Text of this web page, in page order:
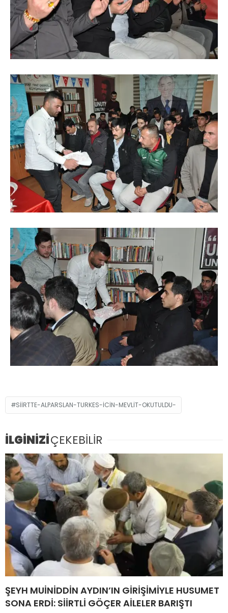
SIIRTTE-ALPARSLAN-TURKES-ICIN-MEVLIT-OKUTULDU-
İLGİNİZİÇEKEBİLİR
ŞEYH MUİNİDDİN AYDIN’IN GİRİŞİMİYLE HUSUMET
SONA ERDİ: SİİRTLİ GÖÇER AİLELER BARIŞTI